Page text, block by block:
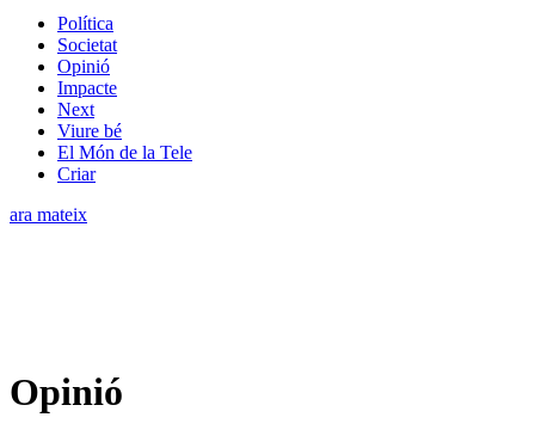
Política
Societat
Opinió
Impacte
Next
Viure bé
El Món de la Tele
Criar
ara mateix
Opinió